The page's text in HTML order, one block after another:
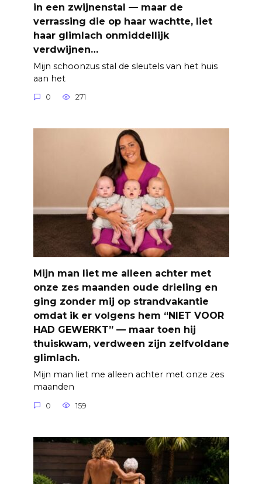
in een zwijnenstal — maar de
verrassing die op haar wachtte, liet
haar glimlach onmiddellijk
verdwijnen…
Mijn schoonzus stal de sleutels van het huis
aan het
0 271
Mijn man liet me alleen achter met
onze zes maanden oude drieling en
ging zonder mij op strandvakantie
omdat ik er volgens hem “NIET VOOR
HAD GEWERKT” — maar toen hij
thuiskwam, verdween zijn zelfvoldane
glimlach.
Mijn man liet me alleen achter met onze zes
maanden
0 159